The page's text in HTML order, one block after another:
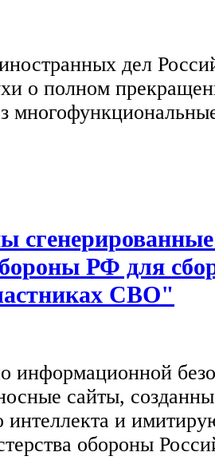
дел
о полном
РФ для
СВО"
информационной
сайты,
интеллекта и
обороны